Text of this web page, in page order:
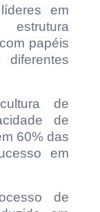
em
papéis
de
de
60% das
em
de